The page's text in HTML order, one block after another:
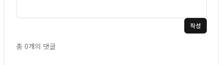
작성
총 0개의 댓글